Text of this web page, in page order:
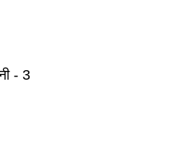
- 3